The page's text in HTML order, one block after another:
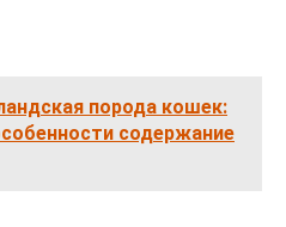
порода кошек:
содержание